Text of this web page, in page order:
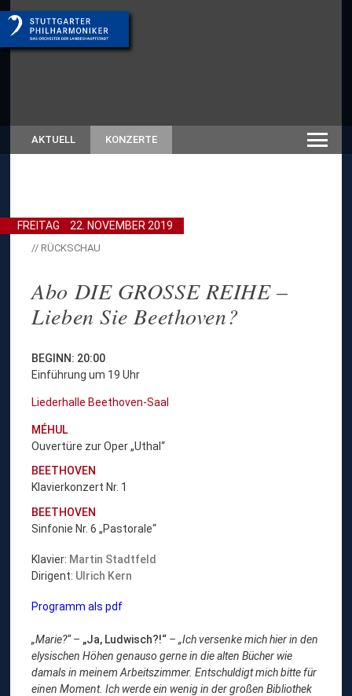
AKTUELL KONZERTE
FREITAG 22. NOVEMBER 2019
// RÜCKSCHAU
Abo DIE GROSSE REIHE –
Lieben Sie Beethoven?
BEGINN: 20:00
Einführung um 19 Uhr
Liederhalle Beethoven-Saal
MÉHUL
Ouvertüre zur Oper „Uthal“
BEETHOVEN
Klavierkonzert Nr. 1
BEETHOVEN
Sinfonie Nr. 6 „Pastorale“
Klavier: Martin Stadtfeld
Dirigent: Ulrich Kern
Programm als pdf
„Marie?“ – „Ja, Ludwisch?!“ – „Ich versenke mich hier in den
elysischen Höhen genauso gerne in die alten Bücher wie
damals in meinem Arbeitszimmer. Entschuldigt mich bitte für
einen Moment. Ich werde ein wenig in der großen Bibliothek